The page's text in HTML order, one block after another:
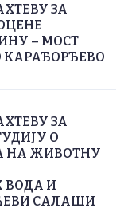
ЗА
– МОСТ
КАРАЂОРЂЕВО
ЗА
О
НА ЖИВОТНУ
И
САЛАШИ